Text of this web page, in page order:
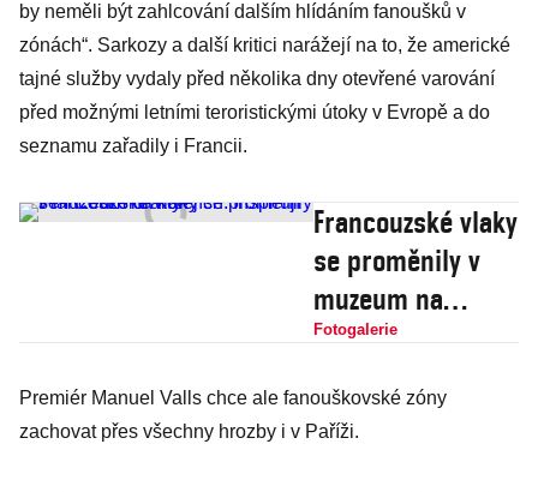
by neměli být zahlcování dalším hlídáním fanoušků v
zónách“. Sarkozy a další kritici narážejí na to, že americké
tajné služby vydaly před několika dny otevřené varování
před možnými letními teroristickými útoky v Evropě a do
seznamu zařadily i Francii.
Francouzské vlaky
se proměnily v
muzeum na
kolejích. Inspirují
Fotogalerie
Premiér Manuel Valls chce ale fanouškovské zóny
zachovat přes všechny hrozby i v Paříži.